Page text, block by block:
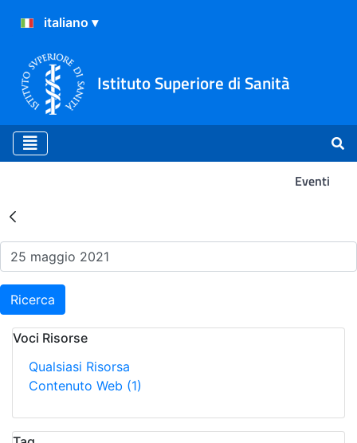
Istituto Superiore di Sanità
Eventi
Risultati della Ricerca -
Ricerca
Voci Risorse
Qualsiasi Risorsa
Contenuto Web (1)